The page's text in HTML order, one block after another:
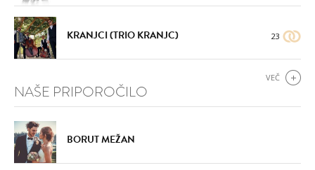
KRANJCI (TRIO KRANJC) 23
VEČ
NAŠE PRIPOROČILO
BORUT MEŽAN